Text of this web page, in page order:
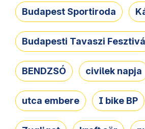
Budapest Sportiroda
Budapesti Tavaszi
BENDZSÓ civilek napja
utca embere I bike BP